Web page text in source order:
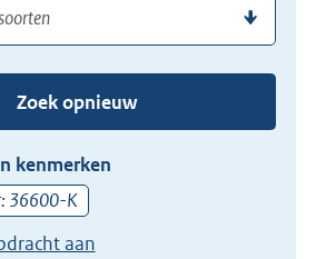
Zoek opnieuw
kenmerken
36600-K
aan